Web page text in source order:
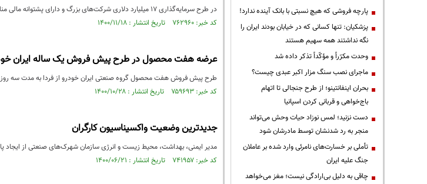
در طرح سرمایه‌گذاری 17 میلیارد دلاری شرکت‌های بزرگ و دارای پشتوانه مالی مناسب، 48 پروژه بزرگ صنعتی کشور را انجام می‌دهندکه ...
کد خبر: ۷۶۲۹۶۰ تاریخ انتشار : ۱۴۰۰/۱۱/۱۸
عرضه هفت محصول در طرح پیش فروش یک ساله ایران
طرح پیش فروش هفت محصول گروه صنعتی ایران خودرو از فردا به مدت سه روز
کد خبر: ۷۵۹۶۹۳ تاریخ انتشار : ۱۴۰۰/۱۰/۲۸
جدیدترین وضعیت واکسیناسیون کارگران
مدیر ایمنی، بهداشت، محیط زیست و انرژی سازمان شهرک‌های صنعتی از ایجاد پایگاه‌های
کد خبر: ۷۴۱۹۵۷ تاریخ انتشار : ۱۴۰۰/۰۶/۲۱
پارچه فروشی که هیچ نسبتی با بانک آینده ندارد!
پزشکیان: تنها کسانی که در خیابان بودند ایران را
نگه نداشتند همه سهیم هستند
وحدت مکرّراً و مؤکّداً تذکر داده شد
ماجرای نصب سنگ مزار اکبر عبدی چیست؟
بحران اینفانتینو؛ از طرح جنجالی تا اتهام
باج‌خواهی و قربانی کردن اسپانیا
دست نزنید؛ لمس نوزاد حیات وحش می‌تواند
منجر به رد شدنشان توسط مادرشان شود
تأملی بر خسارت‌های نامرئی وارد شده بر عاملان
جنگ علیه ایران
چاقی به دلیل بی‌ارادگی نیست؛ مغز می‌خواهد